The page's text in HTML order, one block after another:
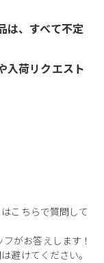
は、すべて不定
入荷リクエスト
こちらで質問して
がお答えします！
避けてください。